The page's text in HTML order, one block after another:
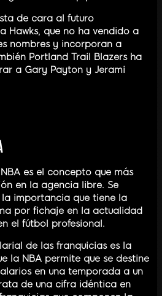
de cara al futuro
Hawks, que no ha vendido a
nombres y incorporan a
Portland Trail Blazers ha
a Gary Payton y Jerami
es el concepto que más
en la agencia libre. Se
importancia que tiene la
por fichaje en la actualidad
el fútbol profesional.
de las franquicias es la
la NBA permite que se destine
en una temporada a un
de una cifra idéntica en